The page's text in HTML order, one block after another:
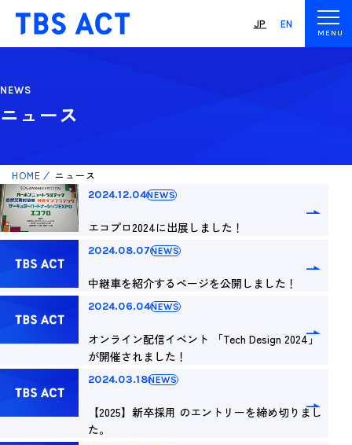
JP EN
NEWS
ニュース
HOME
ニュース
2024.12.04NEWS
エコプロ2024に出展しました！
2024.08.07NEWS
中継車を紹介するページを公開しました！
2024.06.04NEWS
オンライン配信イベント 「Tech Design 2024」
が開催されました！
2024.03.18NEWS
【2025】新卒採用 のエントリーを締め切りまし
た。